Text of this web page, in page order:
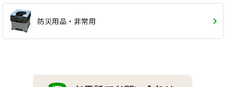
防災用品・非常用